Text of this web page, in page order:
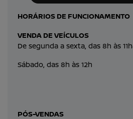
HORÁRIOS DE FUNCIONAMENTO
VENDA DE VEÍCULOS
De segunda a sexta, das 8h às
Sábado, das 8h às 12h
PÓS-VENDAS